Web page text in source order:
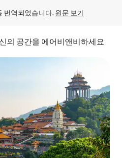
번역되었습니다. 원문 보기
의 공간을 에어비앤비하세요